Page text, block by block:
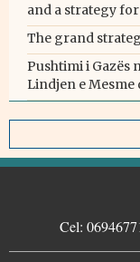
and a strategy
The grand
Pushtimi i Gazës
Lindjen e Mesme
Cel: